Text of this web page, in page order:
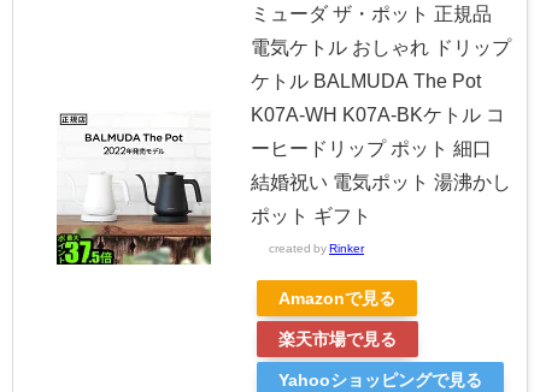
ミューダ ザ・ポット 正規品
電気ケトル おしゃれ ドリップ
ケトル BALMUDA The Pot
K07A-WH K07A-BKケトル コ
ーヒードリップ ポット 細口
結婚祝い 電気ポット 湯沸かし
ポット ギフト
created by Rinker
Amazonで見る
楽天市場で見る
Yahooショッピングで見る